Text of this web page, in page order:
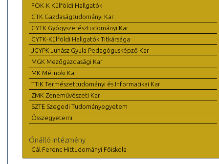
FOK-K Külföldi Hallgatók
GTK Gazdaságtudományi Kar
GYTK Gyógyszerésztudományi Kar
GYTK-Külföldi Hallgatók Titkársága
JGYPK Juhász Gyula Pedagógusképző Kar
MGK Mezőgazdasági Kar
MK Mérnöki Kar
TTIK Természettudományi és Informatikai Kar
ZMK Zeneművészeti Kar
SZTE Szegedi Tudományegyetem
Összegyetemi
Önálló intézmény
Gál Ferenc Hittudományi Főiskola